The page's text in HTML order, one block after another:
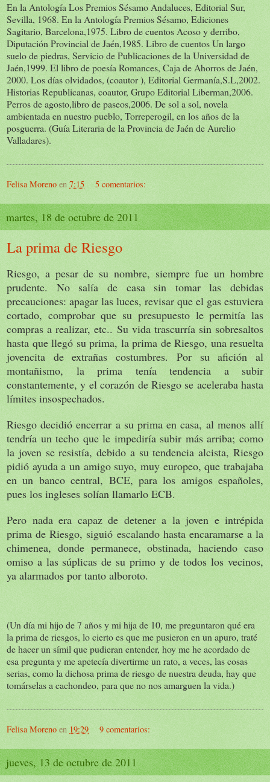
En la Antología Los Premios Sésamo Andaluces, Editorial Sur,
Sevilla, 1968. En la Antología Premios Sésamo, Ediciones
Sagitario, Barcelona,1975. Libro de cuentos Acoso y derribo,
Diputación Provincial de Jaén,1985. Libro de cuentos Un largo
suelo de piedras, Servicio de Publicaciones de la Universidad de
Jaén,1999. El libro de poesía Romances, Caja de Ahorros de Jaén,
2000. Los días olvidados, (coautor ), Editorial Germanía,S.L,2002.
Historias Republicanas, coautor, Grupo Editorial Liberman,2006.
Perros de agosto,libro de paseos,2006. De sol a sol, novela
ambientada en nuestro pueblo, Torreperogil, en los años de la
posguerra. (Guía Literaria de la Provincia de Jaén de Aurelio
Valladares).
Felisa Moreno en 7:15 5 comentarios:
martes, 18 de octubre de 2011
La prima de Riesgo
Riesgo, a pesar de su nombre, siempre fue un hombre
prudente. No salía de casa sin tomar las debidas
precauciones: apagar las luces, revisar que el gas estuviera
cortado, comprobar que su presupuesto le permitía las
compras a realizar, etc.. Su vida trascurría sin sobresaltos
hasta que llegó su prima, la prima de Riesgo, una resuelta
jovencita de extrañas costumbres. Por su afición al
montañismo, la prima tenía tendencia a subir
constantemente, y el corazón de Riesgo se aceleraba hasta
límites insospechados.
Riesgo decidió encerrar a su prima en casa, al menos allí
tendría un techo que le impediría subir más arriba; como
la joven se resistía, debido a su tendencia alcista, Riesgo
pidió ayuda a un amigo suyo, muy europeo, que trabajaba
en un banco central, BCE, para los amigos españoles,
pues los ingleses solían llamarlo ECB.
Pero nada era capaz de detener a la joven e intrépida
prima de Riesgo, siguió escalando hasta encaramarse a la
chimenea, donde permanece, obstinada, haciendo caso
omiso a las súplicas de su primo y de todos los vecinos,
ya alarmados por tanto alboroto.
(Un día mi hijo de 7 años y mi hija de 10, me preguntaron qué era
la prima de riesgos, lo cierto es que me pusieron en un apuro, traté
de hacer un símil que pudieran entender, hoy me he acordado de
esa pregunta y me apetecía divertirme un rato, a veces, las cosas
serias, como la dichosa prima de riesgo de nuestra deuda, hay que
tomárselas a cachondeo, para que no nos amarguen la vida.)
Felisa Moreno en 19:29 9 comentarios:
jueves, 13 de octubre de 2011